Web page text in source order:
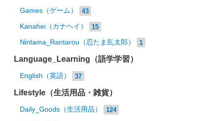
Games（ゲーム） 43
Kanahei（カナヘイ） 15
Nintama_Rantarou（忍たま乱太郎） 1
Language_Learning（語学学習）
English（英語） 37
Lifestyle（生活用品・雑貨）
Daily_Goods（生活用品） 124